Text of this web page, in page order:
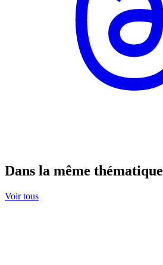
Dans la même thématique
Voir tous